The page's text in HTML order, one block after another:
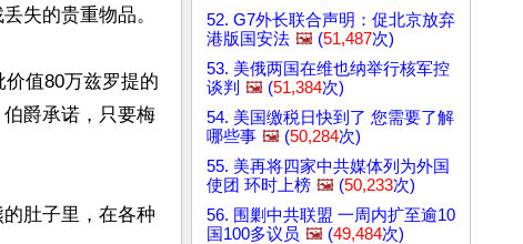
失的贵重物品。
值80万兹罗提的
爵承诺，只要梅
肚子里，在各种
52. G7外长联合声明：促北京放弃
港版国安法 🖼️ (51,487次)
53. 美俄两国在维也纳举行核军控
谈判 🖼️ (51,384次)
54. 美国缴税日快到了 您需要了解
哪些事 🖼️ (50,284次)
55. 美再将四家中共媒体列为外国
使团 环时上榜 🖼️ (50,233次)
56. 围剿中共联盟 一周内扩至逾10
国100多议员 🖼️ (49,484次)